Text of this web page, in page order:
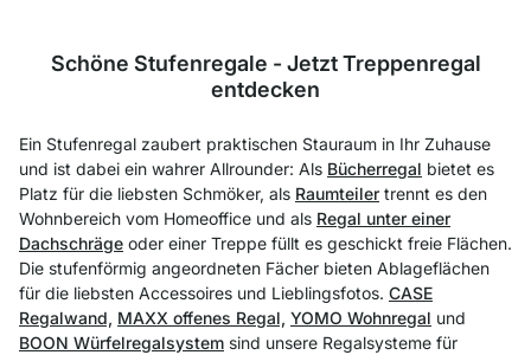
Schöne Stufenregale - Jetzt Treppenregal
entdecken
Ein Stufenregal zaubert praktischen Stauraum in Ihr Zuhause
und ist dabei ein wahrer Allrounder: Als Bücherregal bietet es
Platz für die liebsten Schmöker, als Raumteiler trennt es den
Wohnbereich vom Homeoffice und als Regal unter einer
Dachschräge oder einer Treppe füllt es geschickt freie Flächen.
Die stufenförmig angeordneten Fächer bieten Ablageflächen
für die liebsten Accessoires und Lieblingsfotos. CASE
Regalwand, MAXX offenes Regal, YOMO Wohnregal und
BOON Würfelregalsystem sind unsere Regalsysteme für